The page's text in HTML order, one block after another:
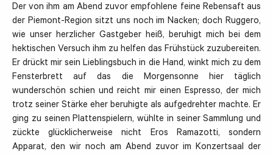
Der von ihm am Abend zuvor empfohlene feine Rebensaft aus
der Piemont-Region sitzt uns noch im Nacken; doch Ruggero,
wie unser herzlicher Gastgeber heiß, beruhigt mich bei dem
hektischen Versuch ihm zu helfen das Frühstück zuzubereiten.
Er drückt mir sein Lieblingsbuch in die Hand, winkt mich zu dem
Fensterbrett auf das die Morgensonne hier täglich
wunderschön schien und reicht mir einen Espresso, der mich
trotz seiner Stärke eher beruhigte als aufgedrehter machte. Er
ging zu seinen Plattenspielern, wühlte in seiner Sammlung und
zückte glücklicherweise nicht Eros Ramazotti, sondern
Apparat, den wir noch am Abend zuvor im Konzertsaal der